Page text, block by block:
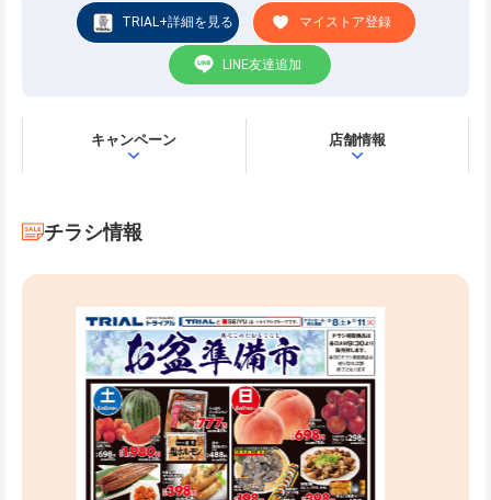
TRIAL+詳細を見る マイストア登録
LINE友達追加
キャンペーン 店舗情報
チラシ情報